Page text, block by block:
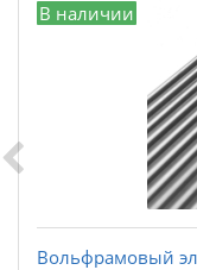
В наличии
Вольфрамовый